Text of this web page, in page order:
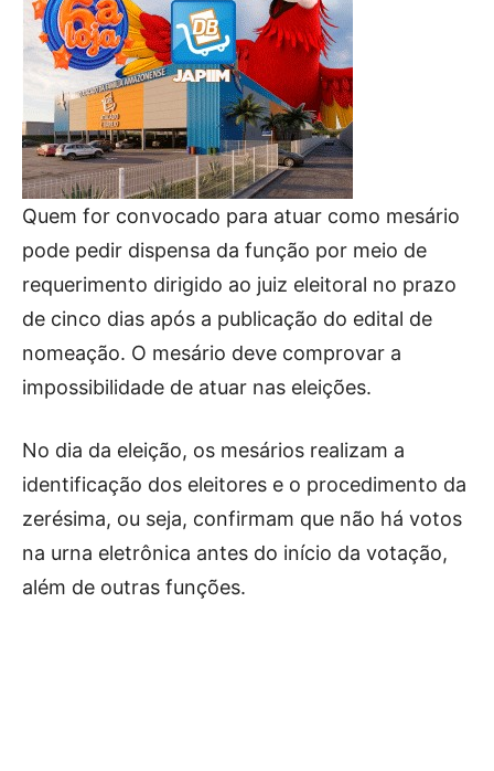
Quem for convocado para atuar como mesário
pode pedir dispensa da função por meio de
requerimento dirigido ao juiz eleitoral no prazo
de cinco dias após a publicação do edital de
nomeação. O mesário deve comprovar a
impossibilidade de atuar nas eleições.
No dia da eleição, os mesários realizam a
identificação dos eleitores e o procedimento da
zerésima, ou seja, confirmam que não há votos
na urna eletrônica antes do início da votação,
além de outras funções.